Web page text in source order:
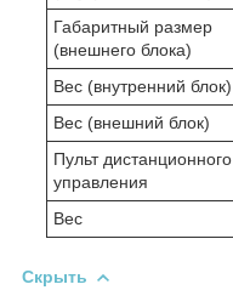
Габаритный размер
(внешнего блока)
Вес (внутренний блок)
Вес (внешний блок)
Пульт дистанционного
управления
Вес
Скрыть